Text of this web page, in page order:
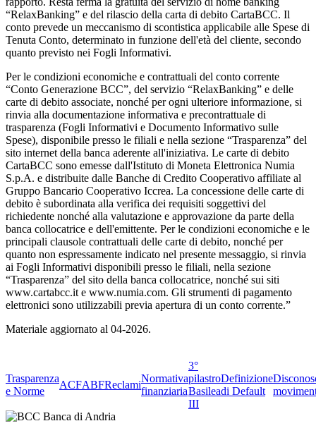
“RelaxBanking” e del rilascio della carta di debito CartaBCC. Il
conto prevede un meccanismo di scontistica applicabile alle Spese di
Tenuta Conto, determinato in funzione dell'età del cliente, secondo
quanto previsto nei Fogli Informativi.
Per le condizioni economiche e contrattuali del conto corrente
“Conto Generazione BCC”, del servizio “RelaxBanking” e delle
carte di debito associate, nonché per ogni ulteriore informazione, si
rinvia alla documentazione informativa e precontrattuale di
trasparenza (Fogli Informativi e Documento Informativo sulle
Spese), disponibile presso le filiali e nella sezione “Trasparenza” del
sito internet della banca aderente all'iniziativa. Le carte di debito
CartaBCC sono emesse dall'Istituto di Moneta Elettronica Numia
S.p.A. e distribuite dalle Banche di Credito Cooperativo affiliate al
Gruppo Bancario Cooperativo Iccrea. La concessione delle carte di
debito è subordinata alla verifica dei requisiti soggettivi del
richiedente nonché alla valutazione e approvazione da parte della
banca collocatrice e dell'emittente. Per le condizioni economiche e le
principali clausole contrattuali delle carte di debito, nonché per
quanto non espressamente indicato nel presente messaggio, si rinvia
ai Fogli Informativi disponibili presso le filiali, nella sezione
“Trasparenza” del sito della banca collocatrice, nonché sui siti
www.cartabcc.it e www.numia.com. Gli strumenti di pagamento
elettronici sono utilizzabili previa apertura di un conto corrente.”
Materiale aggiornato al 04-2026.
Trasparenza
e Norme
ACFABFReclami
Normativa
finanziaria
3°
pilastro
Basilea
III
Definizione
di Default